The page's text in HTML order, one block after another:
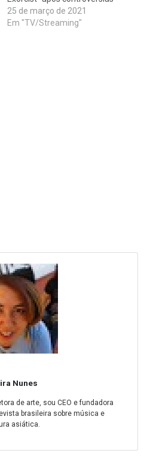
25 de março de 2021
Em "TV/Streaming"
Nunes
de arte, sou CEO e fundadora
brasileira sobre música e
asiática.